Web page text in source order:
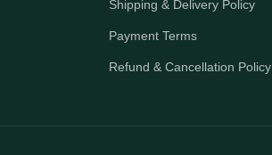
Shipping & Delivery Policy
Payment Terms
Refund & Cancellation Policy